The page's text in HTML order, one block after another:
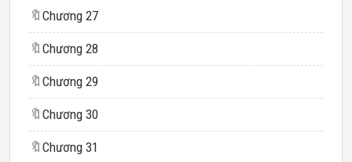
🔖 Chương 27
🔖 Chương 28
🔖 Chương 29
🔖 Chương 30
🔖 Chương 31